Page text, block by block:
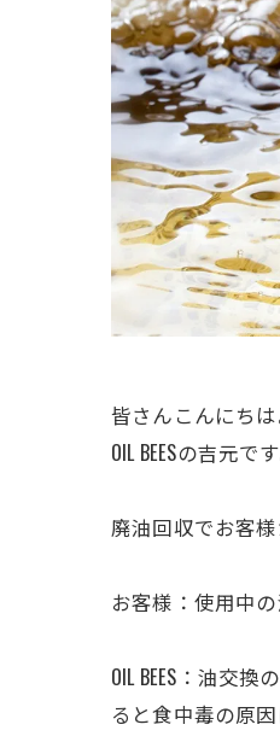
皆さんこんにちは
OIL BEESの吉元です
廃油回収でお客
お客様：使用中
OIL BEES：油交
ると食中毒の原